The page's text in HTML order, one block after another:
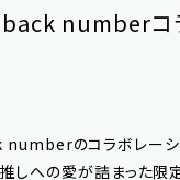
back numberコ
numberのコラボレー
しへの愛が詰まった限